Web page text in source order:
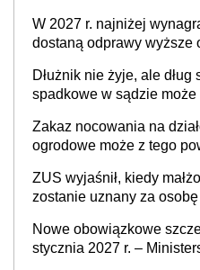
W 2027 r. najniżej
dostaną odprawy wyższe
Dłużnik nie żyje, ale
spadkowe w sądzie może
Zakaz nocowania na
ogrodowe może z tego
dzierżawę)?
ZUS wyjaśnił, kiedy
zostanie uznany za
Nowe obowiązkowe
stycznia 2027 r. –